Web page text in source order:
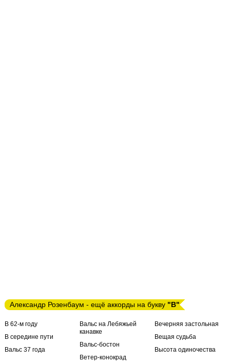
Александр Розенбаум - ещё аккорды на букву "В"
В 62-м году
В середине пути
Вальс 37 года
Вальс на Лебяжьей
канавке
Вальс-бостон
Ветер-конокрад
Вечерняя застольная
Вещая судьба
Высота одиночества